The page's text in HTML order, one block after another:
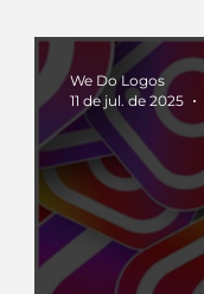
We Do Logos
11 de jul. de 2025